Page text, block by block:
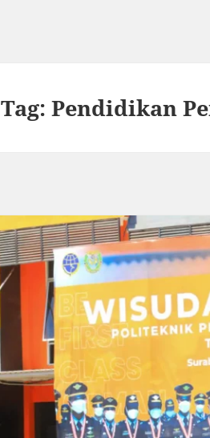
Tag:Pendidikan